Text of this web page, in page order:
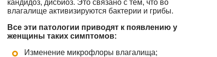
кандидоз, дисбиоз. Это связано с тем, что во
влагалище активизируются бактерии и грибы.
Все эти патологии приводят к появлению у
женщины таких симптомов:
Изменение микрофлоры влагалища;